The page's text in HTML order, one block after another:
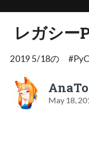
レガシー
2019 5/18の
May 18,